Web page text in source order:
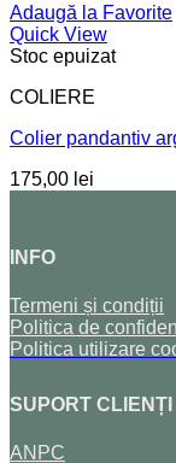
Adaugă la Favorite
Quick View
Stoc epuizat
COLIERE
Colier pandantiv
175,00 lei
INFO
Termeni și condiții
Politica de
Politica utilizare
SUPORT CLIENȚI
ANPC